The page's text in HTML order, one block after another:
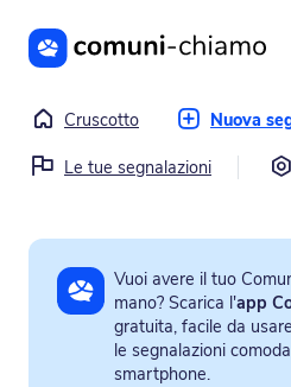
Vai al contenuto principale
Cruscotto Nuova
Le tue segnalazioni
Vuoi avere il tuo
mano? Scarica l'app
gratuita, facile da
le segnalazioni
smartphone.